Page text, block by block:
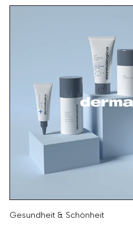
Gesundheit & Schönheit